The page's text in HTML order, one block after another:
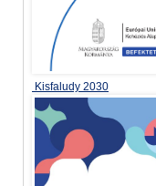
Kisfaludy 2030